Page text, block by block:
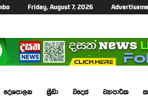
Friday, August 7, 2026
දේශපාලන ක්‍රීඩා විදෙස් ව්‍යාපාරික